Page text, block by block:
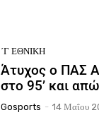
΄Γ ΕΘΝΙΚΉ
Άτυχος ο ΠΑΣ
στο 95’ και
Gosports - 14 Μαΐου